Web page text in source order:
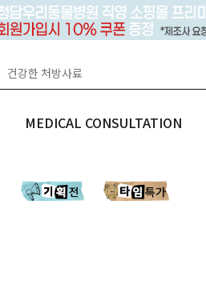
MEDICAL CONSULTATION